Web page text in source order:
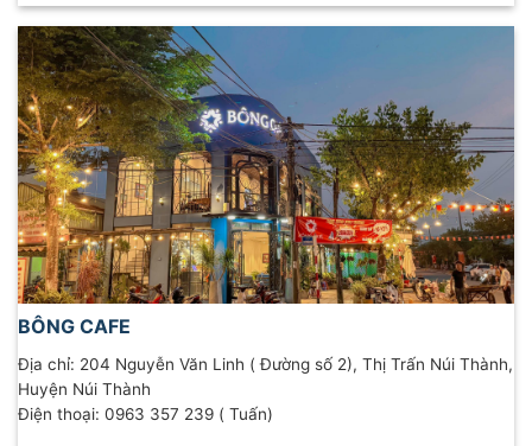
BÔNG CAFE
Địa chỉ: 204 Nguyễn Văn Linh ( Đường số 2), Thị Trấn Núi Thành,
Huyện Núi Thành
Điện thoại: 0963 357 239 ( Tuấn)